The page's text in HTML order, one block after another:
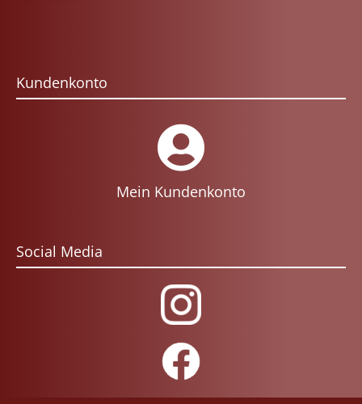
Kundenkonto
Mein Kundenkonto
Social Media